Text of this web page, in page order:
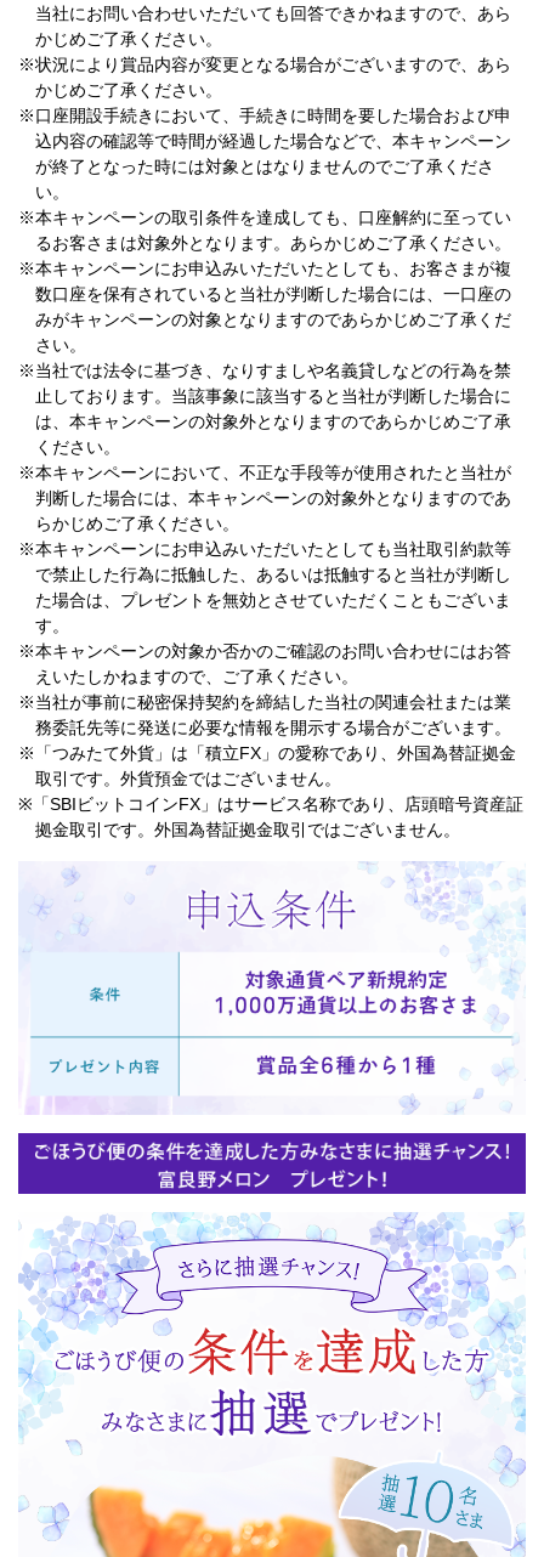
当社にお問い合わせいただいても回答できかねますので、あら
かじめご了承ください。
※状況により賞品内容が変更となる場合がございますので、あら
かじめご了承ください。
※口座開設手続きにおいて、手続きに時間を要した場合および申
込内容の確認等で時間が経過した場合などで、本キャンペーン
が終了となった時には対象とはなりませんのでご了承くださ
い。
※本キャンペーンの取引条件を達成しても、口座解約に至ってい
るお客さまは対象外となります。あらかじめご了承ください。
※本キャンペーンにお申込みいただいたとしても、お客さまが複
数口座を保有されていると当社が判断した場合には、一口座の
みがキャンペーンの対象となりますのであらかじめご了承くだ
さい。
※当社では法令に基づき、なりすましや名義貸しなどの行為を禁
止しております。当該事象に該当すると当社が判断した場合に
は、本キャンペーンの対象外となりますのであらかじめご了承
ください。
※本キャンペーンにおいて、不正な手段等が使用されたと当社が
判断した場合には、本キャンペーンの対象外となりますのであ
らかじめご了承ください。
※本キャンペーンにお申込みいただいたとしても当社取引約款等
で禁止した行為に抵触した、あるいは抵触すると当社が判断し
た場合は、プレゼントを無効とさせていただくこともございま
す。
※本キャンペーンの対象か否かのご確認のお問い合わせにはお答
えいたしかねますので、ご了承ください。
※当社が事前に秘密保持契約を締結した当社の関連会社または業
務委託先等に発送に必要な情報を開示する場合がございます。
※「つみたて外貨」は「積立FX」の愛称であり、外国為替証拠金
取引です。外貨預金ではございません。
※「SBIビットコインFX」はサービス名称であり、店頭暗号資産証
拠金取引です。外国為替証拠金取引ではございません。